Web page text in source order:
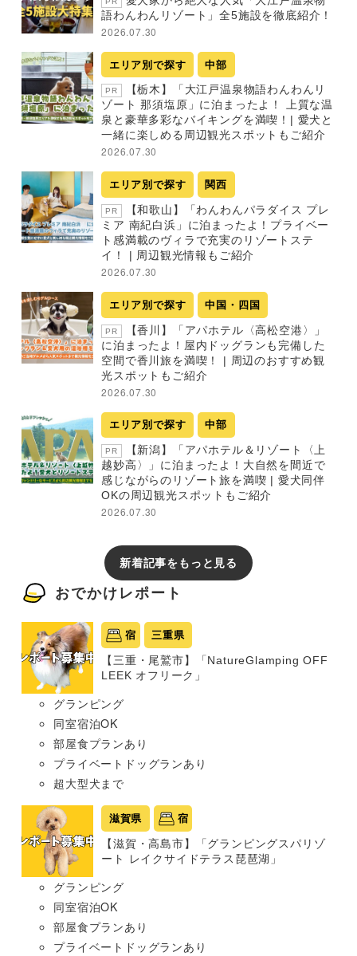
語わんわんリゾート」全5施設を徹底紹介！
2026.07.30
エリア別で探す 中部
PR
【栃木】「大江戸温泉物語わんわんリ
ゾート 那須塩原」に泊まったよ！ 上質な温
泉と豪華多彩なバイキングを満喫！| 愛犬と
一緒に楽しめる周辺観光スポットもご紹介
2026.07.30
エリア別で探す 関西
PR
【和歌山】「わんわんパラダイス プレ
ミア 南紀白浜」に泊まったよ！プライベー
ト感満載のヴィラで充実のリゾートステ
イ！ | 周辺観光情報もご紹介
2026.07.30
エリア別で探す 中国・四国
PR
【香川】「アパホテル〈高松空港〉」
に泊まったよ！屋内ドッグランも完備した
空間で香川旅を満喫！ | 周辺のおすすめ観
光スポットもご紹介
2026.07.30
エリア別で探す 中部
PR
【新潟】「アパホテル＆リゾート〈上
越妙高〉」に泊まったよ！大自然を間近で
感じながらのリゾート旅を満喫 | 愛犬同伴
OKの周辺観光スポットもご紹介
2026.07.30
新着記事をもっと見る
おでかけレポート
宿 三重県
【三重・尾鷲市】「NatureGlamping OFF
LEEK オフリーク」
グランピング
同室宿泊OK
部屋食プランあり
プライベートドッグランあり
超大型犬まで
滋賀県 宿
【滋賀・高島市】「グランピングスパリゾ
ート レイクサイドテラス琵琶湖」
グランピング
同室宿泊OK
部屋食プランあり
プライベートドッグランあり